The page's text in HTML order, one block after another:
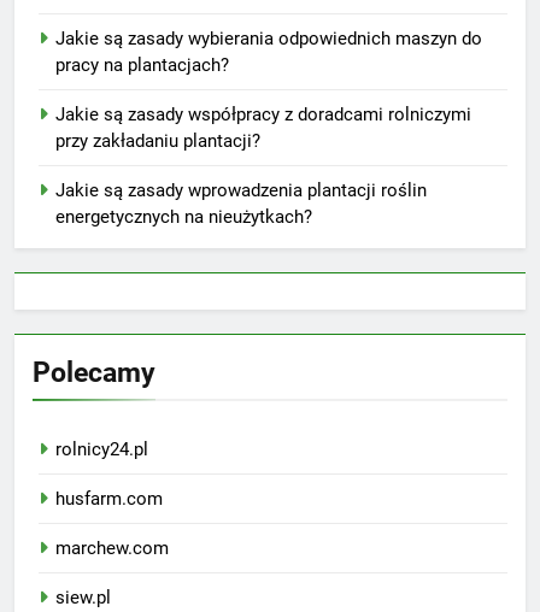
Jakie są zasady wybierania odpowiednich maszyn do
pracy na plantacjach?
Jakie są zasady współpracy z doradcami rolniczymi
przy zakładaniu plantacji?
Jakie są zasady wprowadzenia plantacji roślin
energetycznych na nieużytkach?
Polecamy
rolnicy24.pl
husfarm.com
marchew.com
siew.pl